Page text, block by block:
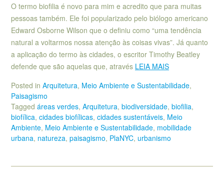
O termo biofilia é novo para mim e acredito que para muitas
pessoas também. Ele foi popularizado pelo biólogo americano
Edward Osborne Wilson que o definiu como “uma tendência
natural a voltarmos nossa atenção às coisas vivas”. Já quanto
a aplicação do termo às cidades, o escritor Timothy Beatley
defende que são aquelas que, através LEIA MAIS
Posted in Arquitetura, Meio Ambiente e Sustentabilidade,
Paisagismo
Tagged áreas verdes, Arquitetura, biodiversidade, biofilia,
biofílica, cidades biofílicas, cidades sustentáveis, Meio
Ambiente, Meio Ambiente e Sustentabilidade, mobilidade
urbana, natureza, paisagismo, PlaNYC, urbanismo